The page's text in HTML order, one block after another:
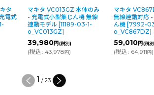
み
線
マキタ VC867DZ 本体のみ
無線連動対応 - 充電式集じ
ん機 [7992-03-1-
o_VC867DZ
59,010円(税別)
(税込: 64,911円)
マキタ
- 充電式背負
パック] [
o_VC008GZ
42,910円(税
(税込: 47,201円
2 /23